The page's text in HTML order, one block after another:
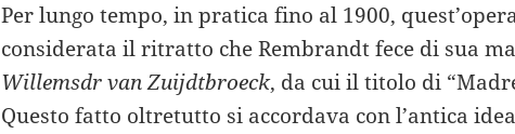
Per lungo tempo, in pratica fino al 1900,
considerata il ritratto che Rembrandt fece di sua
Willemsdr van Zuijdtbroeck, da cui il titolo di
Questo fatto oltretutto si accordava con l’antica